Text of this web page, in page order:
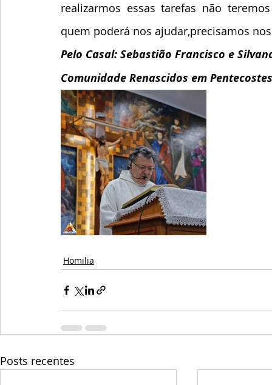
realizarmos essas tarefas não
quem poderá nos ajudar,precisamos
Pelo Casal: Sebastião Francisco e
Comunidade Renascidos em Pentecostes
Homilia
Posts recentes